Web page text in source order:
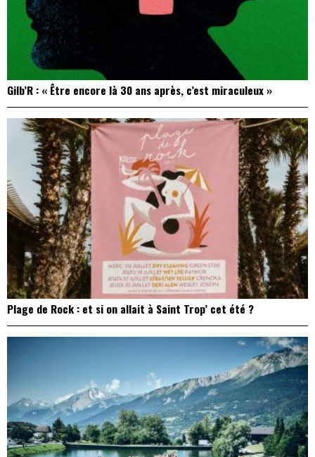
Gilb’R : « Être encore là 30 ans après, c’est miraculeux »
Plage de Rock : et si on allait à Saint Trop’ cet été ?